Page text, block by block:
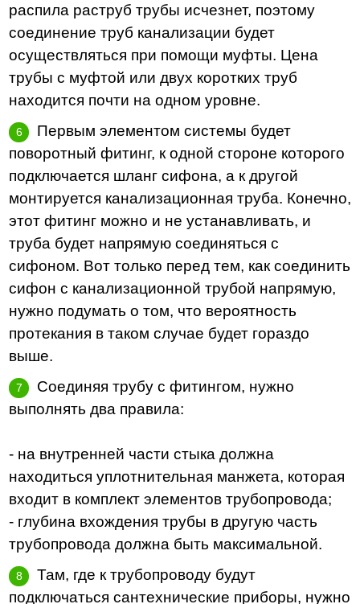
распила раструб трубы исчезнет, поэтому
соединение труб канализации будет
осуществляться при помощи муфты. Цена
трубы с муфтой или двух коротких труб
находится почти на одном уровне.
Первым элементом системы будет
поворотный фитинг, к одной стороне которого
подключается шланг сифона, а к другой
монтируется канализационная труба. Конечно,
этот фитинг можно и не устанавливать, и
труба будет напрямую соединяться с
сифоном. Вот только перед тем, как соединить
сифон с канализационной трубой напрямую,
нужно подумать о том, что вероятность
протекания в таком случае будет гораздо
выше.
Соединяя трубу с фитингом, нужно
выполнять два правила:
- на внутренней части стыка должна
находиться уплотнительная манжета, которая
входит в комплект элементов трубопровода;
- глубина вхождения трубы в другую часть
трубопровода должна быть максимальной.
Там, где к трубопроводу будут
подключаться сантехнические приборы, нужно